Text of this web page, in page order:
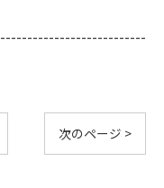
次のページ >